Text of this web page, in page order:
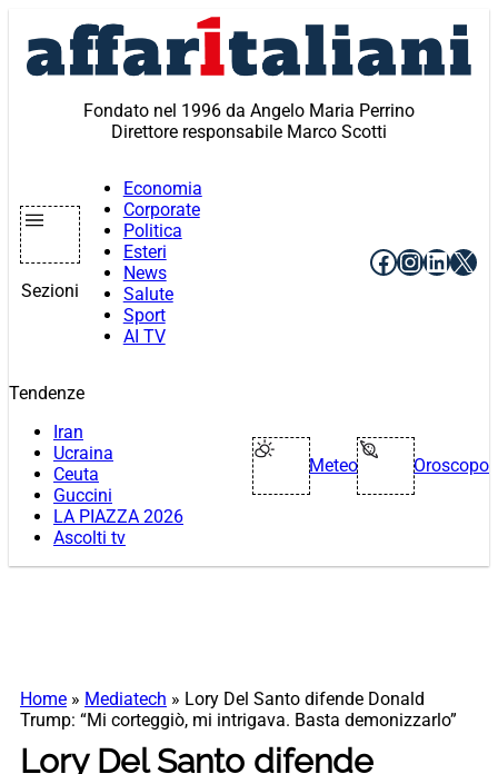
contenuto
Fondato nel 1996 da Angelo Maria Perrino
Direttore responsabile Marco Scotti
Sezioni
Economia
Corporate
Politica
Esteri
News
Salute
Sport
AI TV
Facebook
X
Tendenze
Iran
Ucraina
Ceuta
Guccini
LA PIAZZA 2026
Ascolti tv
Meteo Oroscopo
Home » Mediatech » Lory Del Santo difende Donald
Trump: “Mi corteggiò, mi intrigava. Basta demonizzarlo”
Lory Del Santo difende